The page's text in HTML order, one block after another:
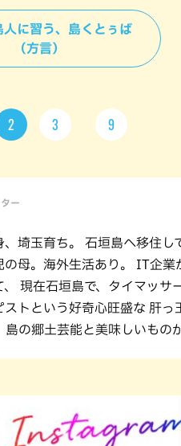
人に習う、島くとぅば
（方言）
2 3 9
ー
、埼玉育ち。 石垣島へ移住し
の母。海外生活あり。 IT企業
、 現在石垣島で、タイマッサ
ストという好奇心旺盛な 肝っ
島の郷土芸能と美味しいもの